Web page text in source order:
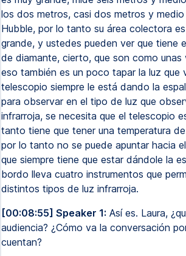
los dos metros, casi dos metros y medio
Hubble, por lo tanto su área colectora
grande, y ustedes pueden ver que tiene
de diamante, cierto, que son como unas
eso también es un poco tapar la luz que
telescopio siempre le está dando la
para observar en el tipo de luz que
infrarroja, se necesita que el telescopio
tanto tiene que tener una temperatura
por lo tanto no se puede apuntar hacia
que siempre tiene que estar dándole la
bordo lleva cuatro instrumentos que
distintos tipos de luz infrarroja.
[00:08:55] Speaker 1: Así es. Laura,
audiencia? ¿Cómo va la conversación
cuentan?